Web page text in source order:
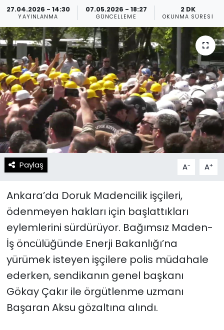
27.04.2026 - 14:30
YAYINLANMA
07.05.2026 - 18:27
GÜNCELLEME
2 DK
OKUNMA SÜRESI
Paylaş A- A+
Ankara’da Doruk Madencilik işçileri,
ödenmeyen hakları için başlattıkları
eylemlerini sürdürüyor. Bağımsız Maden-
İş öncülüğünde Enerji Bakanlığı’na
yürümek isteyen işçilere polis müdahale
ederken, sendikanın genel başkanı
Gökay Çakır ile örgütlenme uzmanı
Başaran Aksu gözaltına alındı.
Spor
Teknoloji
Resmi İlanlar
Teknoloji
Yaşam
Künye
Gizlilik Sözleşmesi
İletişim